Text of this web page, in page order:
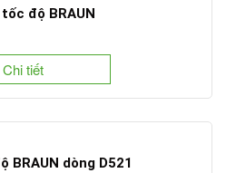
độ BRAUN
Chi tiết
BRAUN dòng D521